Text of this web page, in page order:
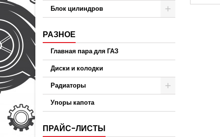
Блок цилиндров
РАЗНОЕ
Главная пара для ГАЗ
Диски и колодки
Радиаторы
Упоры капота
ПРАЙС-ЛИСТЫ